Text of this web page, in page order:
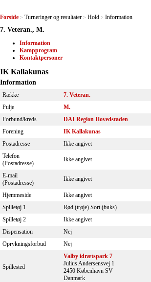
Forside > Turneringer og resultater > Hold > Information
7. Veteran., M.
Information
Kampprogram
Kontaktpersoner
IK Kallakunas
Information
Række
7. Veteran.
Pulje
M.
Forbund/kreds
DAI Region Hovedstaden
Forening
IK Kallakunas
Postadresse
Ikke angivet
Telefon
(Postadresse)
Ikke angivet
E-mail
(Postadresse)
Ikke angivet
Hjemmeside
Ikke angivet
Spilletøj 1
Rød (trøje) Sort (buks)
Spilletøj 2
Ikke angivet
Dispensation
Nej
Oprykningsforbud
Nej
Spillested
Valby idrætspark 7
Julius Andersensvej 1
2450 København SV
Danmark